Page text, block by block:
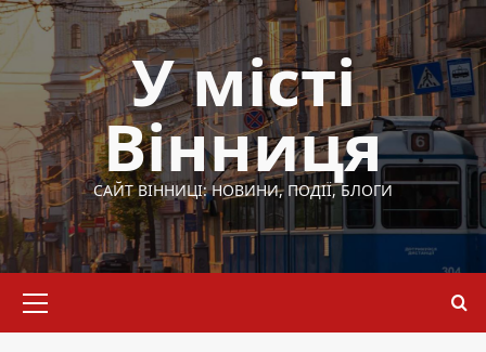
Перейти
до
вмісту
У місті
Вінниця
САЙТ ВІННИЦІ: НОВИНИ, ПОДІЇ, БЛОГИ
меню